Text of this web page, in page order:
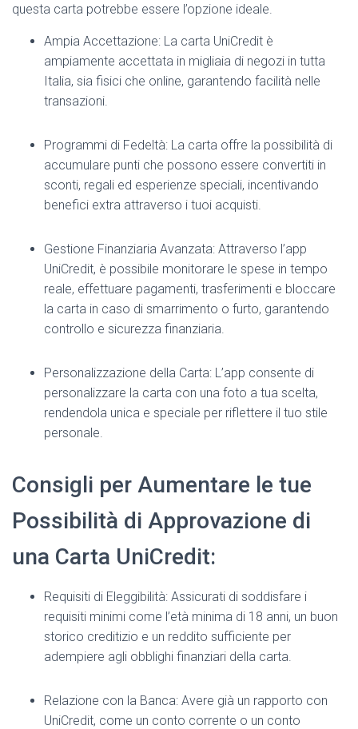
questa carta potrebbe essere l’opzione ideale.
Ampia Accettazione: La carta UniCredit è
ampiamente accettata in migliaia di negozi in tutta
Italia, sia fisici che online, garantendo facilità nelle
transazioni.
Programmi di Fedeltà: La carta offre la possibilità di
accumulare punti che possono essere convertiti in
sconti, regali ed esperienze speciali, incentivando
benefici extra attraverso i tuoi acquisti.
Gestione Finanziaria Avanzata: Attraverso l’app
UniCredit, è possibile monitorare le spese in tempo
reale, effettuare pagamenti, trasferimenti e bloccare
la carta in caso di smarrimento o furto, garantendo
controllo e sicurezza finanziaria.
Personalizzazione della Carta: L’app consente di
personalizzare la carta con una foto a tua scelta,
rendendola unica e speciale per riflettere il tuo stile
personale.
Consigli per Aumentare le tue
Possibilità di Approvazione di
una Carta UniCredit:
Requisiti di Eleggibilità: Assicurati di soddisfare i
requisiti minimi come l’età minima di 18 anni, un buon
storico creditizio e un reddito sufficiente per
adempiere agli obblighi finanziari della carta.
Relazione con la Banca: Avere già un rapporto con
UniCredit, come un conto corrente o un conto